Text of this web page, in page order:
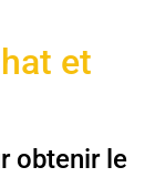
et
obtenir le